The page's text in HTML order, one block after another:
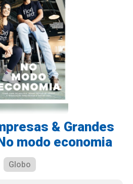
& Grandes
modo economia
Globo